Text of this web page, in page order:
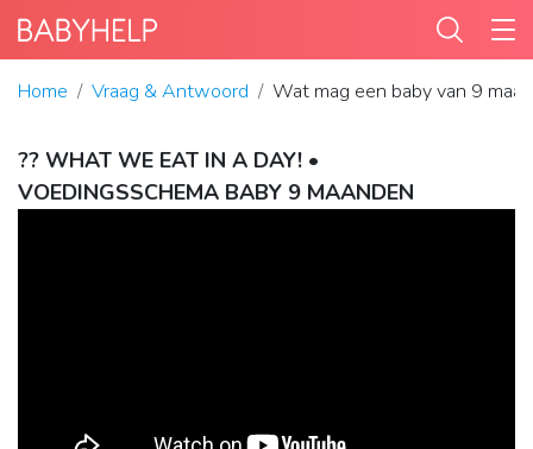
Home Vraag & Antwoord Wat mag een baby van 9
?? WHAT WE EAT IN A DAY! •
VOEDINGSSCHEMA BABY 9 MAANDEN